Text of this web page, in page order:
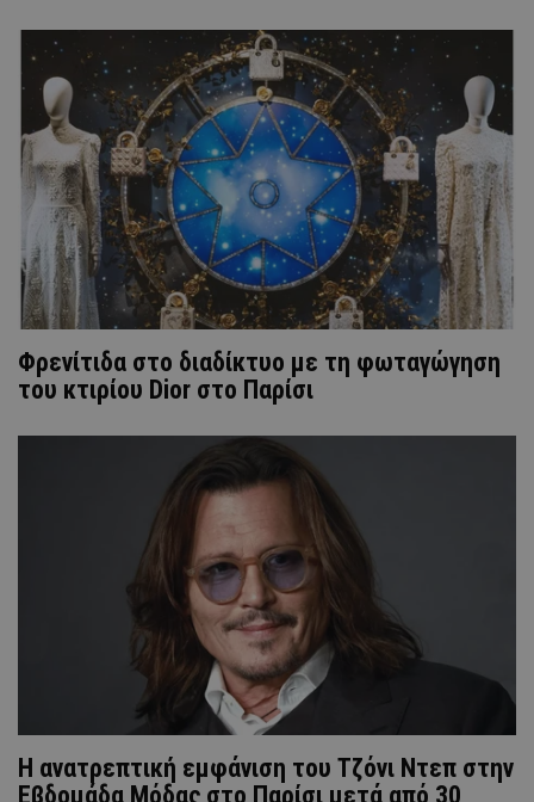
Φρενίτιδα στο διαδίκτυο με τη φωταγώγηση
του κτιρίου Dior στο Παρίσι
H ανατρεπτική εμφάνιση του Τζόνι Ντεπ στην
Εβδομάδα Μόδας στο Παρίσι μετά από 30